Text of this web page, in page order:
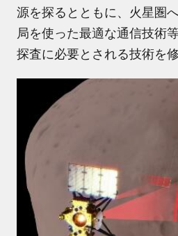
源を探るとともに、火星圏
局を使った最適な通信技術
探査に必要とされる技術を修